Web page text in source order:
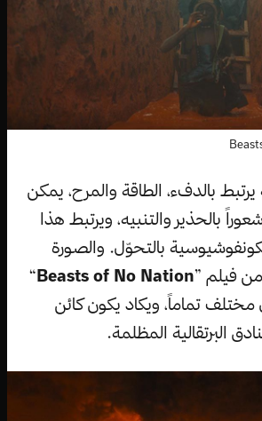
بالدفء، الطاقة والمرح، يمكن
بالحذير والتنبيه، ويرتبط هذا
بالتحوّل. والصورة
من فيلم ”Beasts of No Nation
“
تماماً، ويكاد يكون كائن
البرتقالية المظلمة.